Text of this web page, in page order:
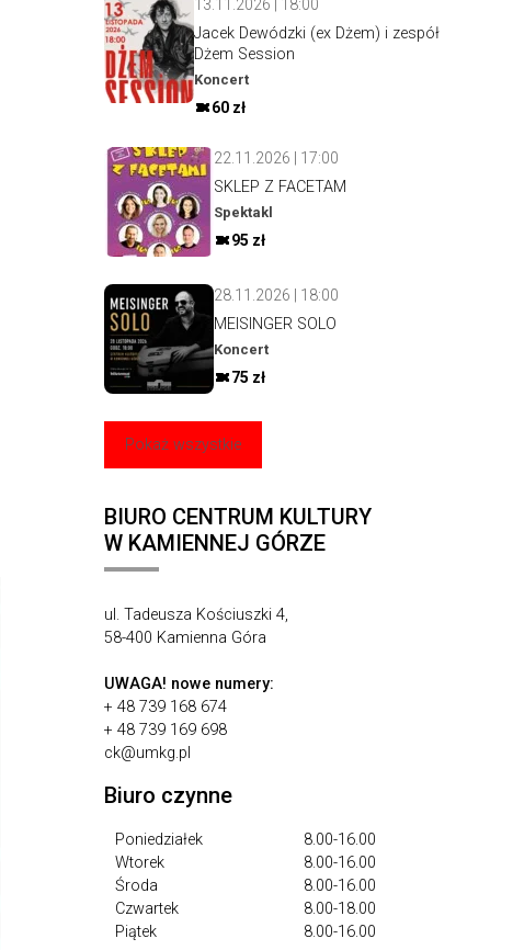
13.11.2026 | 18:00
Jacek Dewódzki (ex Dżem) i zespół
Dżem Session
Koncert
60 zł
22.11.2026 | 17:00
SKLEP Z FACETAM
Spektakl
95 zł
28.11.2026 | 18:00
MEISINGER SOLO
Koncert
75 zł
Pokaż wszystkie
BIURO CENTRUM KULTURY
W KAMIENNEJ GÓRZE
ul. Tadeusza Kościuszki 4,
58-400 Kamienna Góra
UWAGA! nowe numery:
+ 48 739 168 674
+ 48 739 169 698
ck@umkg.pl
Biuro czynne
Poniedziałek
Wtorek
Środa
Czwartek
Piątek
8.00-16.00
8.00-16.00
8.00-16.00
8.00-18.00
8.00-16.00